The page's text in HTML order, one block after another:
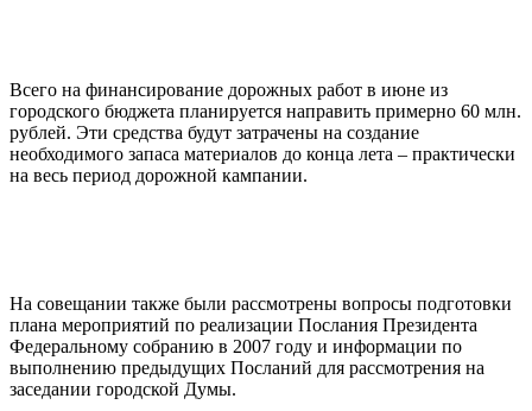
Всего на финансирование дорожных работ в июне из
городского бюджета планируется направить примерно 60 млн.
рублей. Эти средства будут затрачены на создание
необходимого запаса материалов до конца лета – практически
на весь период дорожной кампании.
На совещании также были рассмотрены вопросы подготовки
плана мероприятий по реализации Послания Президента
Федеральному собранию в 2007 году и информации по
выполнению предыдущих Посланий для рассмотрения на
заседании городской Думы.